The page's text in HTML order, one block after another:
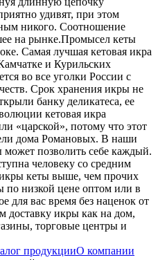
удивят, при этом
никого. Соотношение
на рынке.Промысел кеты
Самая лучшая кетовая икра
и Курильских
во все уголки России с
Срок хранения икры не
банку деликатеса, ее
кетовая икра
«царской», потому что этот
дома Романовых. В наши
позволить себе каждый.
человеку со средним
кеты выше, чем прочих
по низкой цене оптом или в
для вас время без наценок от
доставку икры как на дом,
торговые центры и
продукцииО компании